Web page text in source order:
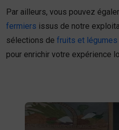
Par ailleurs, vous pouvez
fermiers issus de notre
sélections de fruits et légumes
pour enrichir votre expérience